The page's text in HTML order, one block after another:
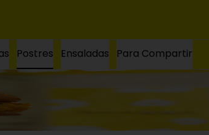
Postres Ensaladas Para Compartir